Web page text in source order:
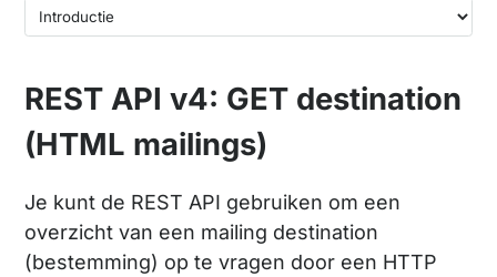
REST API v4: GET destination
(HTML mailings)
Je kunt de REST API gebruiken om een
overzicht van een mailing destination
(bestemming) op te vragen door een HTTP